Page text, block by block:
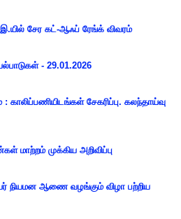
சேர கட்-ஆஃப் ரேங்க் விவரம்
- 29.01.2026
காலிப்பணியிடங்கள் சேகரிப்பு. கலந்தாய்வு
மாற்றம் முக்கிய அறிவிப்பு
நியமன ஆணை வழங்கும் விழா பற்றிய